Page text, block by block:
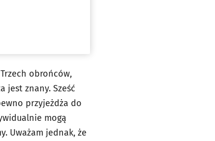
obrońców,
jest znany. Sześć
przyjeżdża do
mogą
Uważam jednak, że